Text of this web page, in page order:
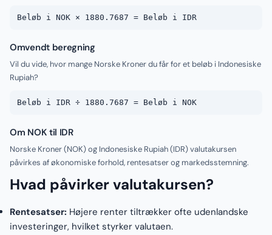
Beløb i NOK × 1880.7687 = Beløb i IDR
Omvendt beregning
Vil du vide, hvor mange Norske Kroner du får for et beløb i Indonesiske
Rupiah?
Beløb i IDR ÷ 1880.7687 = Beløb i NOK
Om NOK til IDR
Norske Kroner (NOK) og Indonesiske Rupiah (IDR) valutakursen
påvirkes af økonomiske forhold, rentesatser og markedsstemning.
Hvad påvirker valutakursen?
Rentesatser: Højere renter tiltrækker ofte udenlandske
investeringer, hvilket styrker valutaen.